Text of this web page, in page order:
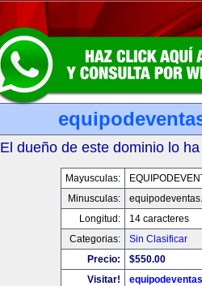
El dueño de este dominio lo
Mayusculas:
Minusculas:
Longitud:
14 caracteres
Categorias:
Sin Clasificar
Precio:
$550.00
Visitar!